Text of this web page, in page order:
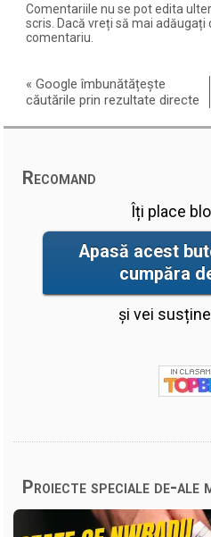
Comentariile nu se pot edita
scris. Dacă vreți să mai adăugați
comentariu.
«Google îmbunătățește
căutările prin rezultate directe
Recomand
Îți place
Apasă acest
cumpăra
și vei
Proiecte speciale de-ale